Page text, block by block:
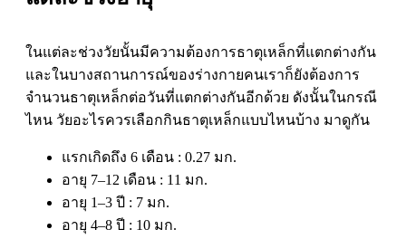
ในแต่ละช่วงวัยนั้นมีความต้องการธาตุเหล็กที่แตกต่างกัน
และในบางสถานการณ์ของร่างกายคนเราก็ยังต้องการ
จำนวนธาตุเหล็กต่อวันที่แตกต่างกันอีกด้วย ดังนั้นในกรณี
ไหน วัยอะไรควรเลือกกินธาตุเหล็กแบบไหนบ้าง มาดูกัน
แรกเกิดถึง 6 เดือน : 0.27 มก.
อายุ 7–12 เดือน : 11 มก.
อายุ 1–3 ปี : 7 มก.
อายุ 4–8 ปี : 10 มก.